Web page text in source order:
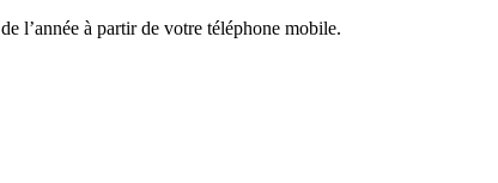
l’année à partir de votre téléphone mobile.